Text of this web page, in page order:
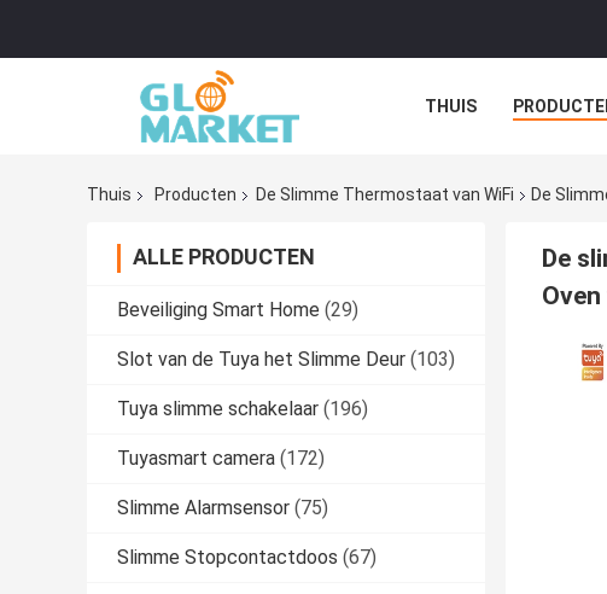
THUIS
Thuis Producten De Slimme Thermostaat van WiFi De
ALLE PRODUCTEN
Beveiliging Smart Home (29)
Slot van de Tuya het Slimme Deur (103)
Tuya slimme schakelaar (196)
Tuyasmart camera (172)
Slimme Alarmsensor (75)
Slimme Stopcontactdoos (67)
De